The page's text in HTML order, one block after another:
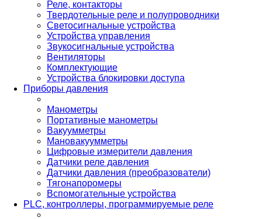
Реле, контакторы
Твердотельные реле и полупроводники
Светосигнальные устройства
Устройства управления
Звукосигнальные устройства
Вентиляторы
Комплектующие
Устройства блокировки доступа
Приборы давления
Манометры
Портативные манометры
Вакуумметры
Мановакуумметры
Цифровые измерители давления
Датчики реле давления
Датчики давления (преобразователи)
Тягонапоромеры
Вспомогательные устройства
PLС, контроллеры, программируемые реле